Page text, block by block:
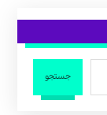
جستجو